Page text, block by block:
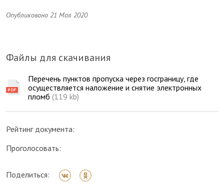
Опубликовано 21 Мая 2020
Файлы для скачивания
Перечень пунктов пропуска через госграницу, где
осуществляется наложение и снятие электронных
пломб (119 kb)
Рейтинг документа:
Проголосовать:
Поделиться: